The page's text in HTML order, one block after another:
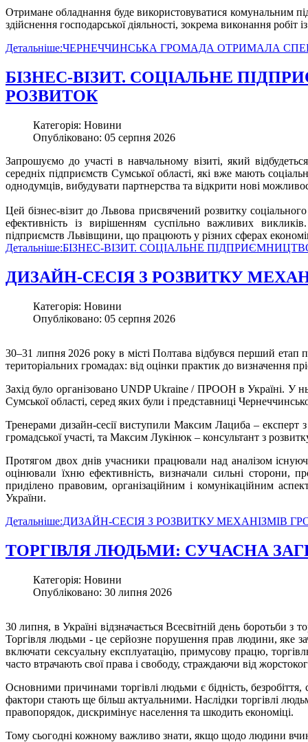
Отримане обладнання буде використовуватися комунальним
здійснення господарської діяльності, зокрема виконання
Детальніше:ЧЕРНЕЧЧИНСЬКА ГРОМАДА ОТРИМАЛА
БІЗНЕС-ВІЗИТ. СОЦІАЛЬНЕ
РОЗВИТОК
Категорія: Новини
Опубліковано: 05 серпня 2026
Запрошуємо до участі в навчальному візиті, який
середніх підприємств Сумської області, які вже мають
однодумців, вибудувати партнерства та відкрити нові
Цей бізнес-візит до Львова присвячений розвитку
ефективність із вирішенням суспільно важливих
підприємств Львівщини, що працюють у різних сферах
Детальніше:БІЗНЕС-ВІЗИТ. СОЦІАЛЬНЕ
ДИЗАЙН-СЕСІЯ З РОЗВИТКУ
Категорія: Новини
Опубліковано: 05 серпня 2026
30–31 липня 2026 року в місті Полтава відбувся перший етап
територіальних громадах: від оцінки практик до визначення
Захід було організовано UNDP Ukraine / ПРООН в Україні. У
Сумської області, серед яких були і представниці
Тренерами дизайн-сесії виступили Максим Лациба – експерт з
громадської участі, та Максим Лукінюк – консультант з
Протягом двох днів учасники працювали над аналізом
оцінювали їхню ефективність, визначали сильні сторони,
приділено правовим, організаційним і комунікаційним
України.
Детальніше:ДИЗАЙН-СЕСІЯ З РОЗВИТКУ МЕХАНІЗМІВ
ТОРГІВЛЯ ЛЮДЬМИ: СУЧАСНА
Категорія: Новини
Опубліковано: 30 липня 2026
30 липня, в Україні відзначається Всесвітній день
Торгівля людьми - це серйозне порушення прав людини, яке
включати сексуальну експлуатацію, примусову працю,
часто втрачають свої права і свободу, страждаючи від
Основними причинами торгівлі людьми є бідність,
фактори стають ще більш актуальними. Наслідки торгівлі
правопорядок, дискримінує населення та шкодить економіці.
Тому сьогодні кожному важливо знати, якщо щодо людини